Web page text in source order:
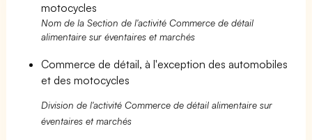
motocycles
Nom de la Section de l'activité Commerce de détail
alimentaire sur éventaires et marchés
Commerce de détail, à l'exception des automobiles
et des motocycles
Division de l'activité Commerce de détail alimentaire sur
éventaires et marchés